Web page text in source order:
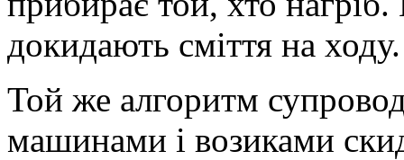
докидають сміття на ходу.
Той же алгоритм
машинами і возиками